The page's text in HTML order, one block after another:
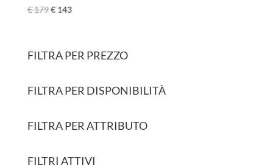
€179€143
FILTRA PER PREZZO
FILTRA PER DISPONIBILITÀ
FILTRA PER ATTRIBUTO
FILTRI ATTIVI